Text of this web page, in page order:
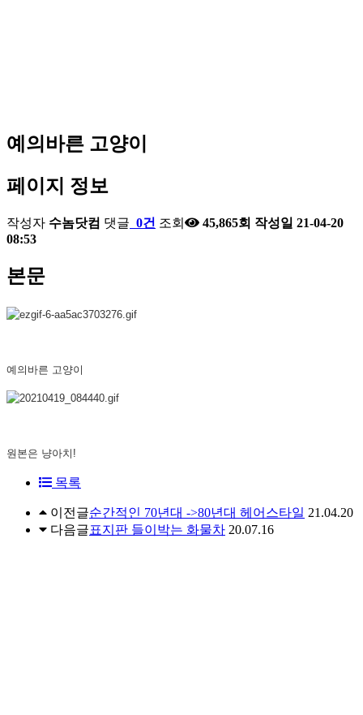
예의바른 고양이
페이지 정보
작성자 수놈닷컴 댓글 0건 조회 45,865회 작성일 21-04-20
08:53
본문
예의바른 고양이
원본은 냥아치!
목록
이전글순간적인 70년대 ->80년대 헤어스타일 21.04.20
다음글표지판 들이박는 화물차 20.07.16